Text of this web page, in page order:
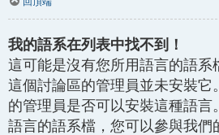
我的語系在列表中找不到！
這可能是沒有您所用語言的語系
這個討論區的管理員並未安裝它
的管理員是否可以安裝這種語言
語言的語系檔，您可以參與我們